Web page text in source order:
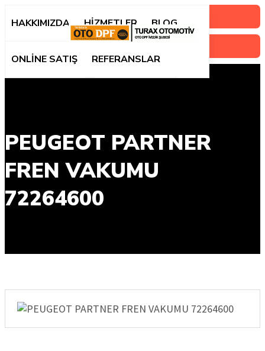
HAKKIMIZDA HİZMETLER BLOG
ONLİNE SATIŞ REFERANSLAR
PEUGEOT PARTNER
FREN VAKUMU
72264600